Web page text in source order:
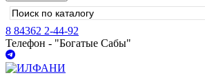
8 84362 2-44-92
Телефон - "Богатые Сабы"